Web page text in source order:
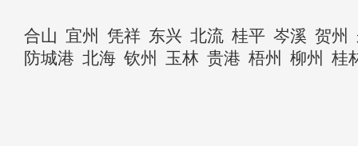
合山 宜州 凭祥 东兴 北流 桂平 岑溪 贺州
防城港 北海 钦州 玉林 贵港 梧州 柳州 桂